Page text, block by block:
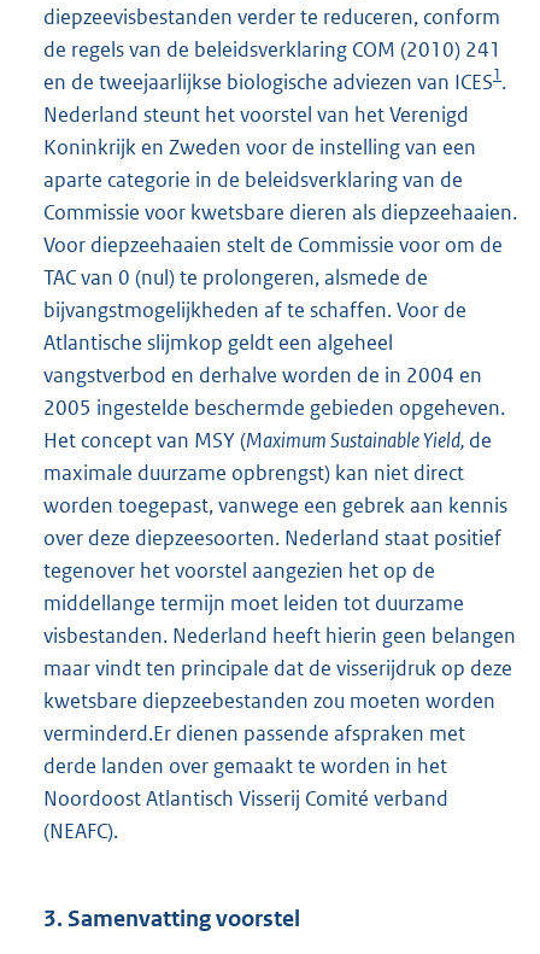
diepzeevisbestanden verder te reduceren, conform
de regels van de beleidsverklaring COM (2010) 241
en de tweejaarlijkse biologische adviezen van ICES1.
Nederland steunt het voorstel van het Verenigd
Koninkrijk en Zweden voor de instelling van een
aparte categorie in de beleidsverklaring van de
Commissie voor kwetsbare dieren als diepzeehaaien.
Voor diepzeehaaien stelt de Commissie voor om de
TAC van 0 (nul) te prolongeren, alsmede de
bijvangstmogelijkheden af te schaffen. Voor de
Atlantische slijmkop geldt een algeheel
vangstverbod en derhalve worden de in 2004 en
2005 ingestelde beschermde gebieden opgeheven.
Het concept van MSY (Maximum Sustainable Yield, de
maximale duurzame opbrengst) kan niet direct
worden toegepast, vanwege een gebrek aan kennis
over deze diepzeesoorten. Nederland staat positief
tegenover het voorstel aangezien het op de
middellange termijn moet leiden tot duurzame
visbestanden. Nederland heeft hierin geen belangen
maar vindt ten principale dat de visserijdruk op deze
kwetsbare diepzeebestanden zou moeten worden
verminderd.Er dienen passende afspraken met
derde landen over gemaakt te worden in het
Noordoost Atlantisch Visserij Comité verband
(NEAFC).
3. Samenvatting voorstel